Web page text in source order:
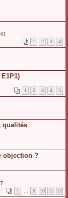
1 2 3 4
1 2 3 4 5
qualités
objection ?
1 … 9 10 11 12